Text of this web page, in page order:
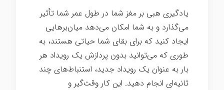
یادگیری هبی بر مغز شما در طول عمر شما تأثیر
می‌گذارد و به شما امکان می‌دهد میان‌برهایی
ایجاد کنید که برای بقای شما حیاتی هستند، به
طوری که می‌توانید بدون پردازش یک رویداد هر
بار به عنوان یک رویداد جدید، استنباط‌های چند
ثانیه‌ای انجام دهید. این کار وقت‌گیر و